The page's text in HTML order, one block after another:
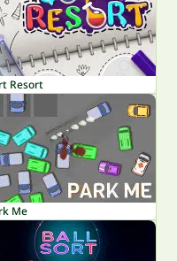
Resort
Me